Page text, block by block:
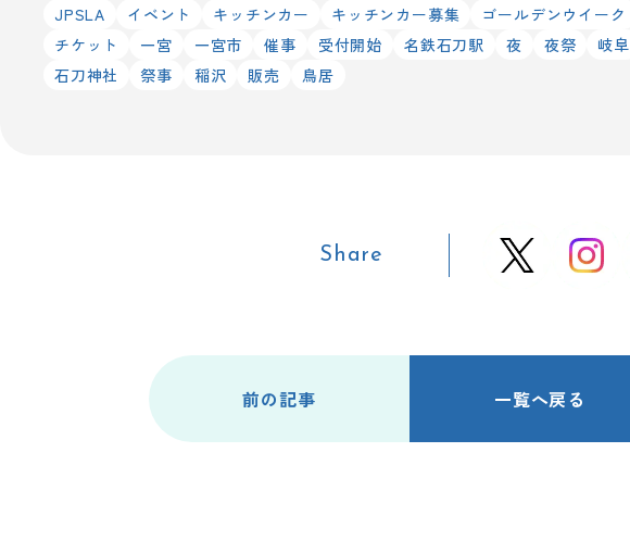
JPSLA イベント キッチンカー キッチンカー募集 ゴールデンウイーク
チケット
一宮 一宮市 催事 受付開始 名鉄石刀駅 夜 夜祭 岐阜
石刀神社
祭事 稲沢 販売 鳥居
Share
前の記事 一覧へ戻る